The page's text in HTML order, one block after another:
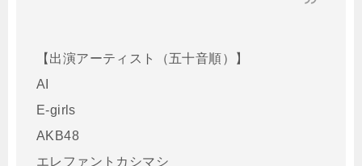
【出演アーティスト（五十音順）】
AI
E-girls
AKB48
エレファントカシマシ